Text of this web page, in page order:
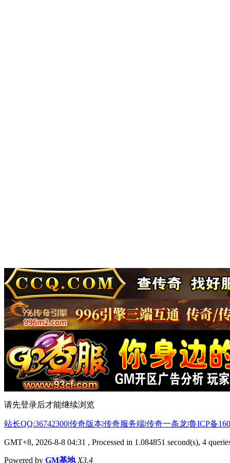
请先登录后才能继续浏览
站长QQ:36742300|传奇版本|传奇服务端|传奇一条龙|鲁ICP备
GMT+8, 2026-8-8 04:31 , Processed in 1.084851 second(s), 4
Powered by GM基地 X3.4